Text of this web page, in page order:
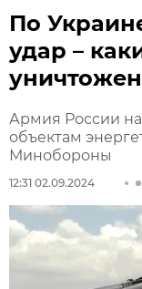
По
удар –
Армия России
объектам
Минобороны
12:31 02.09.2024